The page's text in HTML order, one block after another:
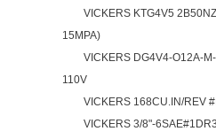
VICKERS KTG4V5
15MPA)
VICKERS DG4V4-O12A-
110V
VICKERS 168CU.IN/REV
VICKERS 3/8"-